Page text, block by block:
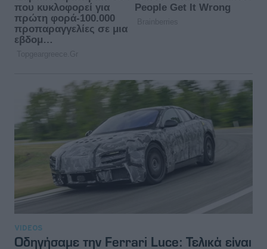
VIDEOS
Οδηγήσαμε την Ferrari Luce: Τελικά είναι